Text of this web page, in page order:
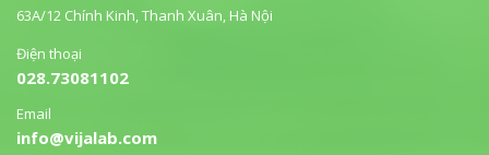
63A/12 Chính Kinh, Thanh Xuân, Hà Nội
Điện thoại
028.73081102
Email
info@vijalab.com